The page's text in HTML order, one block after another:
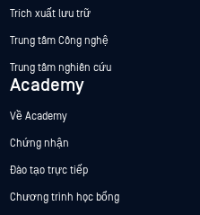
Trích xuất lưu trữ
Trung tâm Công nghệ
Trung tâm nghiên cứu
Academy
Về Academy
Chứng nhận
Đào tạo trực tiếp
Chương trình học bổng